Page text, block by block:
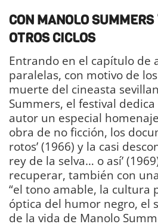
CON MANOLO SUMMERS
OTROS CICLOS
Entrando en el capítulo de
paralelas, con motivo de
muerte del cineasta
Summers, el festival
autor un especial
obra de no ficción, los
rotos’ (1966) y la casi
rey de la selva… o así’
recuperar, también con
“el tono amable, la cultura
óptica del humor negro, el
de la vida de Manolo